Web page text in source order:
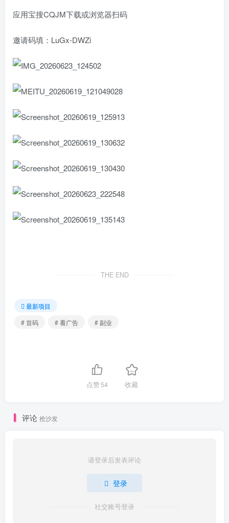
应用宝搜CQJM下载或浏览器扫码
邀请码填：LuGx-DWZi
THE END
最新项目
# 首码
# 看广告 # 副业
点赞54 收藏
评论 抢沙发
请登录后发表评论
登录
社交账号登录